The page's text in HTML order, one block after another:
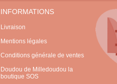
INFORMATIONS
Livraison
Mentions légales
Conditions générale de ventes
Doudou de Milledoudou la
boutique SOS